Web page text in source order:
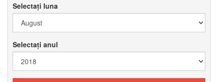
Selectați luna
Selectați anul